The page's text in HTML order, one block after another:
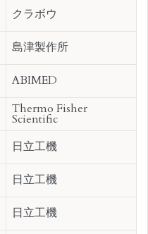
クラボウ
島津製作所
ABIMED
Thermo Fisher
Scientific
日立工機
日立工機
日立工機